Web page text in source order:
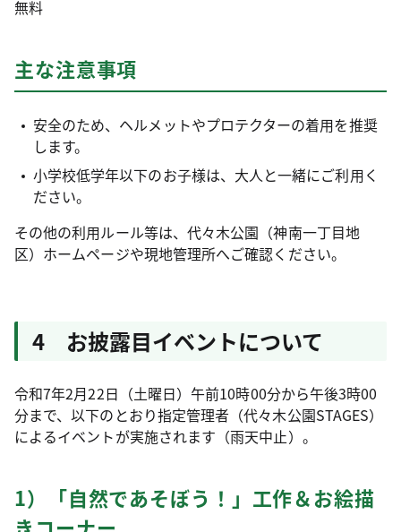
無料
主な注意事項
安全のため、ヘルメットやプロテクターの着用を推奨
します。
小学校低学年以下のお子様は、大人と一緒にご利用く
ださい。
その他の利用ルール等は、代々木公園（神南一丁目地
区）ホームページや現地管理所へご確認ください。
4 お披露目イベントについて
令和7年2月22日（土曜日）午前10時00分から午後3時00
分まで、以下のとおり指定管理者（代々木公園STAGES）
によるイベントが実施されます（雨天中止）。
1）「自然であそぼう！」工作＆お絵描